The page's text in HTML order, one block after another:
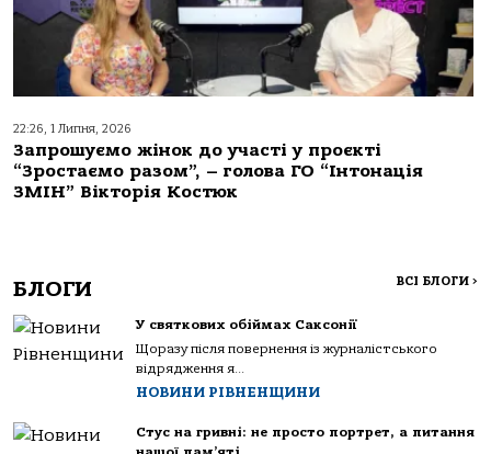
22:26, 1 Липня, 2026
Запрошуємо жінок до участі у проєкті
“Зростаємо разом”, – голова ГО “Інтонація
ЗМІН” Вікторія Костюк
БЛОГИ ВСІ БЛОГИ >
У святкових обіймах Саксонії
Щоразу після повернення із журналістського
відрядження я...
НОВИНИ РІВНЕНЩИНИ
Стус на гривні: не просто портрет, а питання